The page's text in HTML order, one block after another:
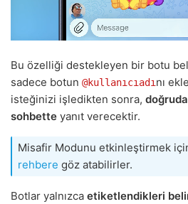
Bu özelliği destekleyen bir botu
sadece botun @kullanıcıadı nı
isteğinizi işledikten sonra,
sohbette yanıt verecektir.
Misafir Modunu etkinleştirmek
rehbere göz atabilirler.
Botlar yalnızca etiketlendikleri